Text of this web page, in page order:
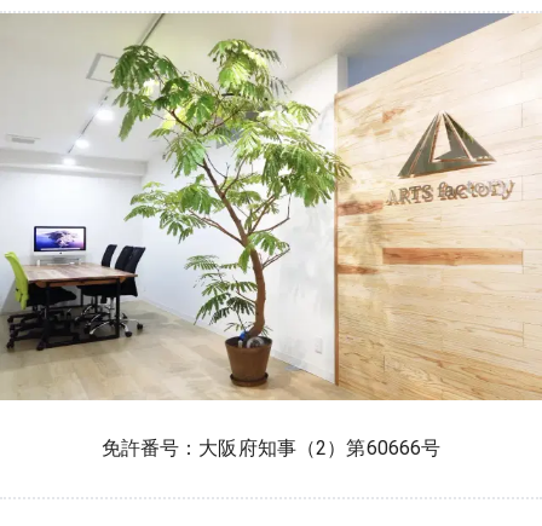
免許番号：大阪府知事（2）第60666号